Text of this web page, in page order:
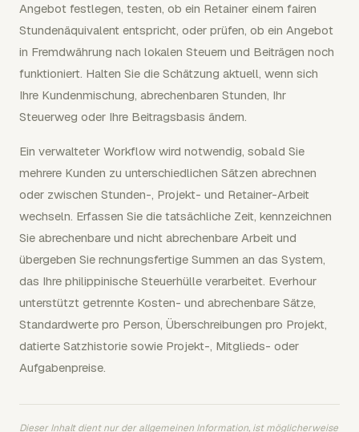
Angebot festlegen, testen, ob ein Retainer einem fairen
Stundenäquivalent entspricht, oder prüfen, ob ein Angebot
in Fremdwährung nach lokalen Steuern und Beiträgen noch
funktioniert. Halten Sie die Schätzung aktuell, wenn sich
Ihre Kundenmischung, abrechenbaren Stunden, Ihr
Steuerweg oder Ihre Beitragsbasis ändern.
Ein verwalteter Workflow wird notwendig, sobald Sie
mehrere Kunden zu unterschiedlichen Sätzen abrechnen
oder zwischen Stunden-, Projekt- und Retainer-Arbeit
wechseln. Erfassen Sie die tatsächliche Zeit, kennzeichnen
Sie abrechenbare und nicht abrechenbare Arbeit und
übergeben Sie rechnungsfertige Summen an das System,
das Ihre philippinische Steuerhülle verarbeitet. Everhour
unterstützt getrennte Kosten- und abrechenbare Sätze,
Standardwerte pro Person, Überschreibungen pro Projekt,
datierte Satzhistorie sowie Projekt-, Mitglieds- oder
Aufgabenpreise.
Dieser Inhalt dient nur der allgemeinen Information, ist möglicherweise